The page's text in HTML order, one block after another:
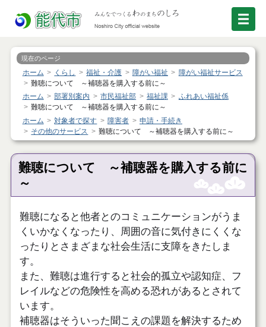
現在のページ
ホーム くらし 福祉・介護 障がい福祉
障がい福祉サービス
難聴について ～補聴器を購入する前に～
ホーム
部署別案内 市民福祉部 福祉課
ふれあい福祉係
難聴について ～補聴器を購入する前に～
ホーム
対象者で探す 障害者
申請・手続き
その他のサービス
難聴について ～補聴器を購入する前に～
難聴について ～補聴器を購入する前に
～
難聴になると他者とのコミュニケーションがうま
くいかなくなったり、周囲の音に気付きにくくな
ったりとさまざまな社会生活に支障をきたしま
す。
また、難聴は進行すると社会的孤立や認知症、フ
レイルなどの危険性を高める恐れがあるとされて
います。
補聴器はそういった聞こえの課題を解決するため